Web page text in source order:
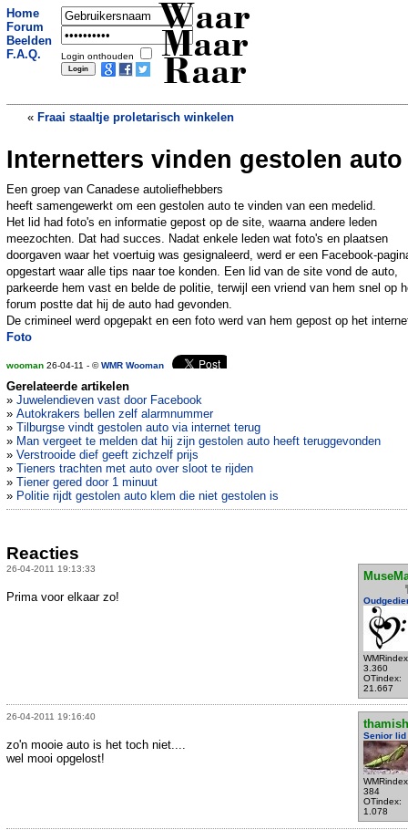
Home
Forum
Beelden
F.A.Q.
Login onthouden
Waar
Maar
Raar
« Fraai staaltje proletarisch winkelen
Eerlijke taxichauffeur geeft zakenman 50
mille terug»
Internetters vinden gestolen auto
Een groep van Canadese autoliefhebbers
heeft samengewerkt om een gestolen auto te vinden van een medelid.
Het lid had foto's en informatie gepost op de site, waarna andere leden
meezochten. Dat had succes. Nadat enkele leden wat foto's en plaatsen
doorgaven waar het voertuig was gesignaleerd, werd er een Facebook-
opgestart waar alle tips naar toe konden. Een lid van de site vond de auto,
parkeerde hem vast en belde de politie, terwijl een vriend van hem snel op
forum postte dat hij de auto had gevonden.
De crimineel werd opgepakt en een foto werd van hem gepost op het
Foto
wooman 26-04-11 - ©WMR Wooman
Gerelateerde artikelen
» Juwelendieven vast door Facebook
» Autokrakers bellen zelf alarmnummer
» Tilburgse vindt gestolen auto via internet terug
» Man vergeet te melden dat hij zijn gestolen auto heeft teruggevonden
» Verstrooide dief geeft zichzelf prijs
» Tieners trachten met auto over sloot te rijden
» Tiener gered door 1 minuut
» Politie rijdt gestolen auto klem die niet gestolen is
Reacties
26-04-2011 19:13:33
3.360
OTindex:
21.667
Prima voor elkaar zo!
26-04-2011 19:16:40
Senior lid
384
OTindex:
1.078
zo'n mooie auto is het toch niet....
wel mooi opgelost!